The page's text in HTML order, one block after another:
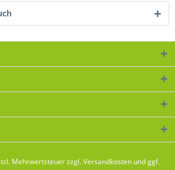
Mehrwertsteuer zzgl.Versandkosten und ggf.